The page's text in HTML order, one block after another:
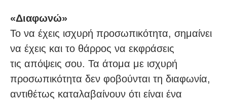
«Διαφωνώ»
Το να έχεις ισχυρή προσωπικότητα, σημαίνει
να έχεις και το θάρρος να εκφράσεις
τις απόψεις σου. Τα άτομα με ισχυρή
προσωπικότητα δεν φοβούνται τη διαφωνία,
αντιθέτως καταλαβαίνουν ότι είναι ένα